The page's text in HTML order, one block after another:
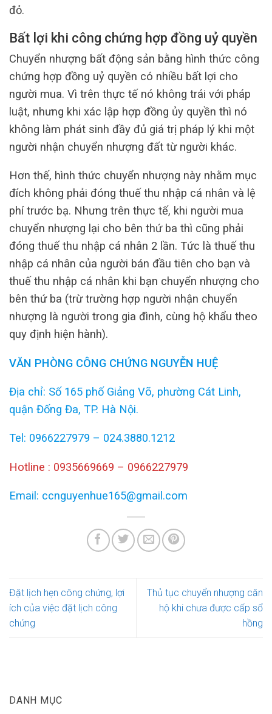
đỏ.
Bất lợi khi công chứng hợp đồng uỷ quyền
Chuyển nhượng bất động sản bằng hình thức công
chứng hợp đồng uỷ quyền có nhiều bất lợi cho
người mua. Vì trên thực tế nó không trái với pháp
luật, nhưng khi xác lập hợp đồng ủy quyền thì nó
không làm phát sinh đầy đủ giá trị pháp lý khi một
người nhận chuyển nhượng đất từ người khác.
Hơn thế, hình thức chuyển nhượng này nhằm mục
đích không phải đóng thuế thu nhập cá nhân và lệ
phí trước bạ. Nhưng trên thực tế, khi người mua
chuyển nhượng lại cho bên thứ ba thì cũng phải
đóng thuế thu nhập cá nhân 2 lần. Tức là thuế thu
nhập cá nhân của người bán đầu tiên cho bạn và
thuế thu nhập cá nhân khi bạn chuyển nhượng cho
bên thứ ba (trừ trường hợp người nhận chuyển
nhượng là người trong gia đình, cùng hộ khẩu theo
quy định hiện hành).
VĂN PHÒNG CÔNG CHỨNG NGUYỄN HUỆ
Địa chỉ: Số 165 phố Giảng Võ, phường Cát Linh,
quận Đống Đa, TP. Hà Nội.
Tel: 0966227979 – 024.3880.1212
Hotline : 0935669669 – 0966227979
Email: ccnguyenhue165@gmail.com
Đặt lịch hẹn công chứng, lợi
ích của việc đặt lịch công
chứng
Thủ tục chuyển nhượng căn
hộ khi chưa được cấp sổ
hồng
DANH MỤC